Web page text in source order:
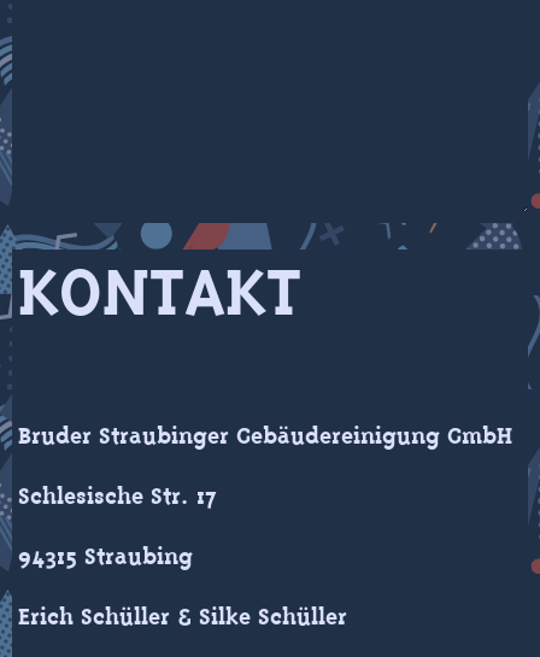
KONTAKT
Bruder Straubinger Gebäudereinigung GmbH
Schlesische Str. 17
94315 Straubing
Erich Schüller & Silke Schüller